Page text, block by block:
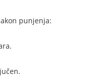
punjenja: